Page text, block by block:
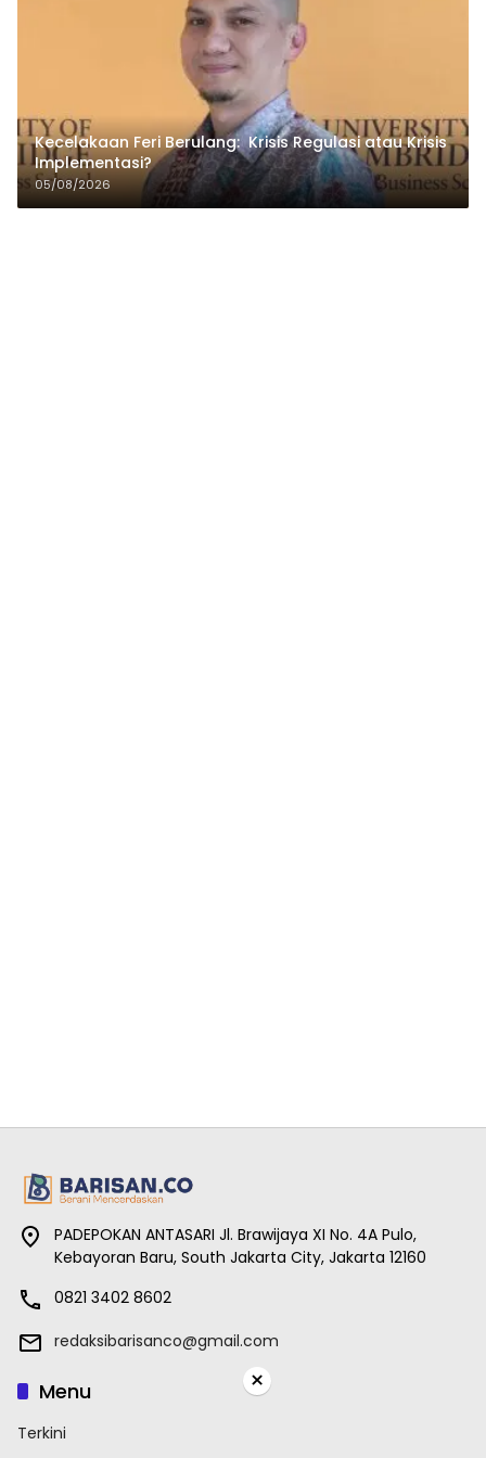
Kecelakaan Feri Berulang: Krisis Regulasi atau Krisis
Implementasi?
05/08/2026
PADEPOKAN ANTASARI Jl. Brawijaya XI No. 4A Pulo,
Kebayoran Baru, South Jakarta City, Jakarta 12160
0821 3402 8602
redaksibarisanco@gmail.com
Menu
Terkini
×